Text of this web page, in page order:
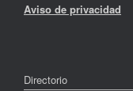
Aviso de privacidad
Directorio